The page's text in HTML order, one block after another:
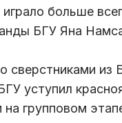
больше
БГУ Яна
сверстниками из
уступил
групповом